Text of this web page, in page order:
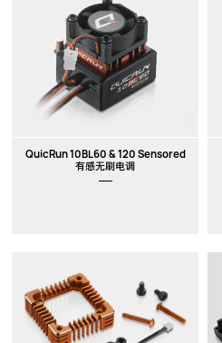
QuicRun 10BL60 & 120 Sensored
有感无刷电调